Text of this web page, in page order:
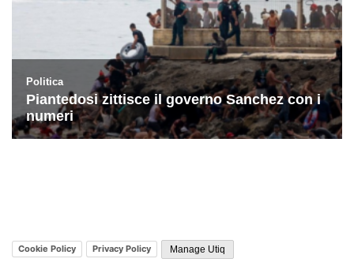
Cookie Policy Privacy Policy Manage Utiq